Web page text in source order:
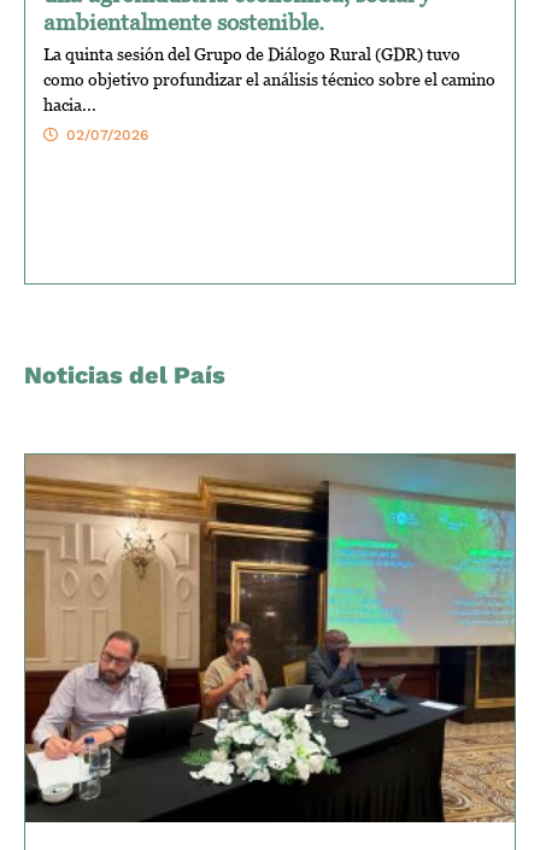
ambientalmente sostenible.
La quinta sesión del Grupo de Diálogo Rural (GDR) tuvo
como objetivo profundizar el análisis técnico sobre el camino
hacia...
02/07/2026
Noticias del País